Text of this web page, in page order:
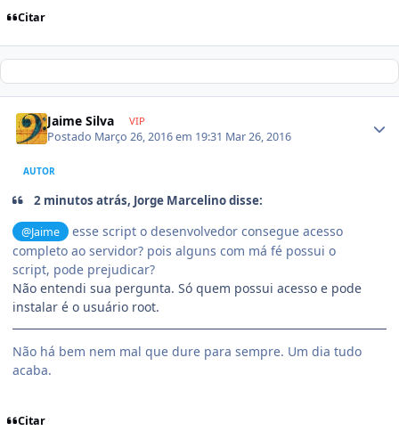
Citar
Jaime Silva VIP
Postado Março 26, 2016 em 19:31 Mar 26, 2016
AUTOR
2 minutos atrás, Jorge Marcelino disse:
@Jaime
esse script o desenvolvedor consegue acesso
completo ao servidor? pois alguns com má fé possui o
script, pode prejudicar?
Não entendi sua pergunta. Só quem possui acesso e pode
instalar é o usuário root.
Não há bem nem mal que dure para sempre. Um dia tudo
acaba.
Citar